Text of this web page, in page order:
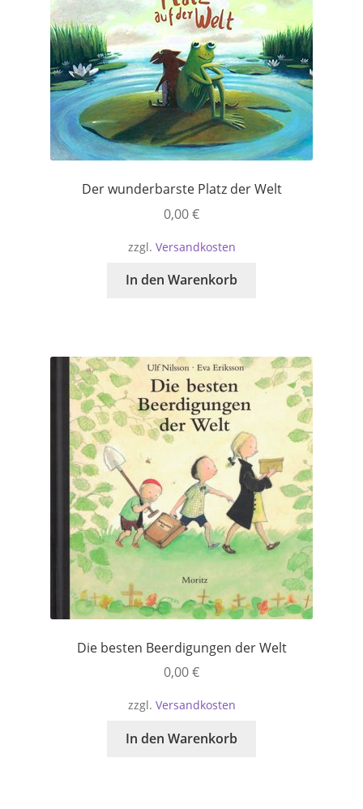
Der wunderbarste Platz der Welt
0,00€
zzgl. Versandkosten
In den Warenkorb
Die besten Beerdigungen der Welt
0,00€
zzgl. Versandkosten
In den Warenkorb